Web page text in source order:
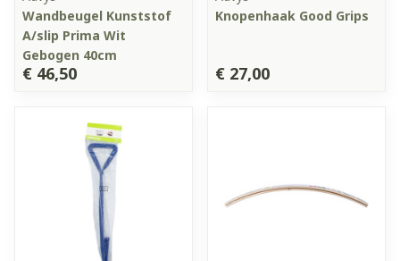
Wandbeugel Kunststof
A/slip Prima Wit
Gebogen 40cm
€ 46,50
Knopenhaak Good Grips
€ 27,00